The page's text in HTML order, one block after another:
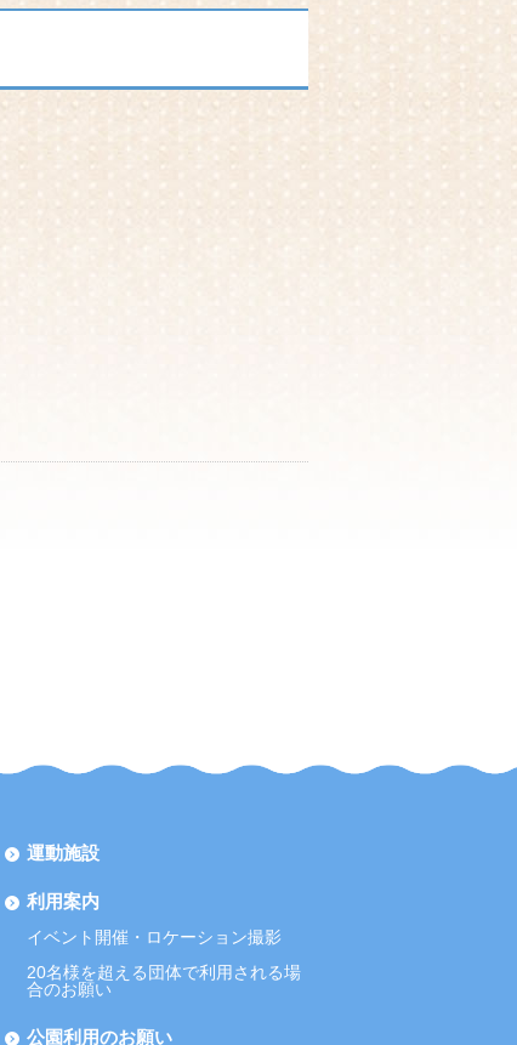
運動施設
利用案内
イベント開催・ロケーション撮影
20名様を超える団体で利用される場
合のお願い
公園利用のお願い